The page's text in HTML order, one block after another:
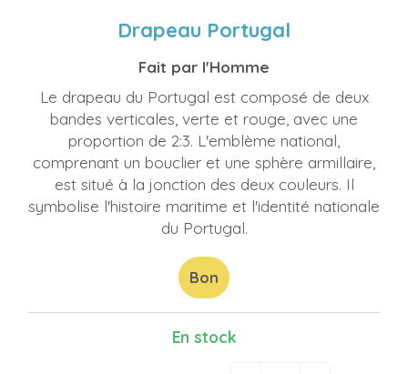
Drapeau Portugal
Fait par l'Homme
Le drapeau du Portugal est composé de deux
bandes verticales, verte et rouge, avec une
proportion de 2:3. L'emblème national,
comprenant un bouclier et une sphère armillaire,
est situé à la jonction des deux couleurs. Il
symbolise l'histoire maritime et l'identité nationale
du Portugal.
Bon
En stock